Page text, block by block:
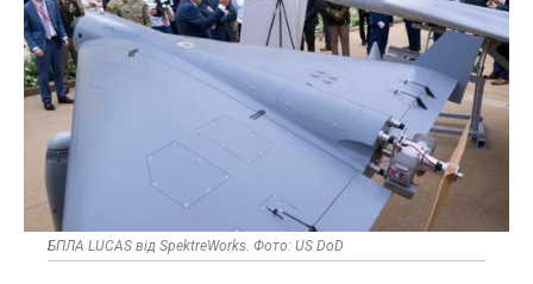
БПЛА LUCAS від SpektreWorks. Фото: US DoD